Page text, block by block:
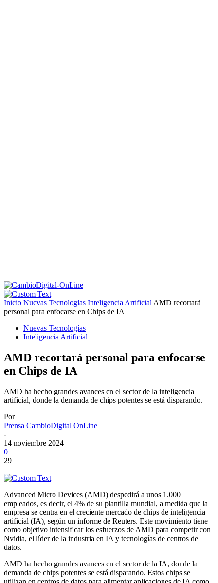
Inicio Nuevas Tecnologías Inteligencia Artificial AMD recortará
personal para enfocarse en Chips de IA
Nuevas Tecnologías
Inteligencia Artificial
AMD recortará personal para enfocarse
en Chips de IA
AMD ha hecho grandes avances en el sector de la inteligencia
artificial, donde la demanda de chips potentes se está disparando.
Por
Prensa CambioDigital OnLine
-
14 noviembre 2024
0
29
Advanced Micro Devices (AMD) despedirá a unos 1.000
empleados, es decir, el 4% de su plantilla mundial, a medida que la
empresa se centra en el creciente mercado de chips de inteligencia
artificial (IA), según un informe de Reuters. Este movimiento tiene
como objetivo intensificar los esfuerzos de AMD para competir con
Nvidia, el líder de la industria en IA y tecnologías de centros de
datos.
AMD ha hecho grandes avances en el sector de la IA, donde la
demanda de chips potentes se está disparando. Estos chips se
utilizan en centros de datos para alimentar aplicaciones de IA como